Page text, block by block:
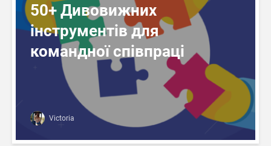
50+ Дивовижних
інструментів для
командної співпраці
Victoria